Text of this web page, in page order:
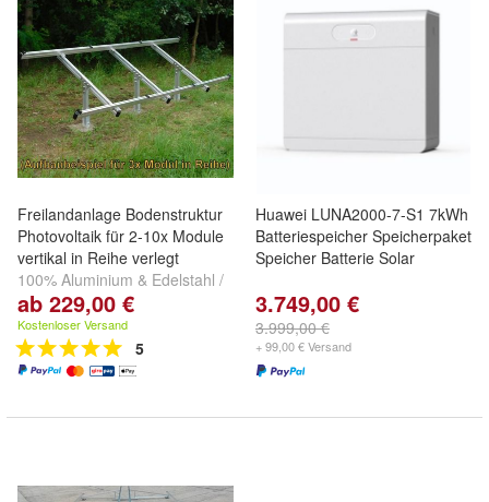
Freilandanlage Bodenstruktur
Photovoltaik für 2-10x Module
vertikal in Reihe verlegt
100% Aluminium & Edelstahl /
ink. 0% Mehrwertsteuer /
Hergestellt in Deutschland
ab 229,00 €
Kostenloser Versand
5
Huawei LUNA2000-7-S1 7kWh
Batteriespeicher Speicherpaket
Speicher Batterie Solar
3.749,00 €
3.999,00 €
+ 99,00 € Versand